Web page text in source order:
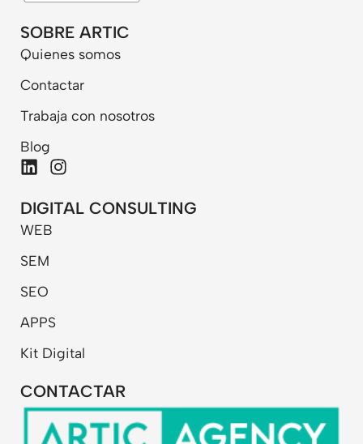
SOBRE ARTIC
Quienes somos
Contactar
Trabaja con nosotros
Blog
L
n
k
e
d
n
I
s
t
DIGITAL CONSULTING
WEB
SEM
SEO
APPS
Kit Digital
CONTACTAR